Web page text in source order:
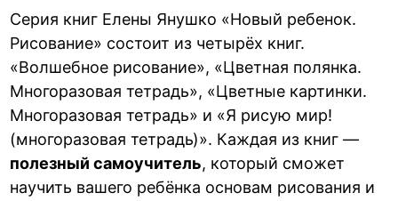
Серия книг Елены Янушко «Новый ребенок.
Рисование» состоит из четырёх книг.
«Волшебное рисование», «Цветная полянка.
Многоразовая тетрадь», «Цветные картинки.
Многоразовая тетрадь» и «Я рисую мир!
(многоразовая тетрадь)». Каждая из книг —
полезный самоучитель, который сможет
научить вашего ребёнка основам рисования и